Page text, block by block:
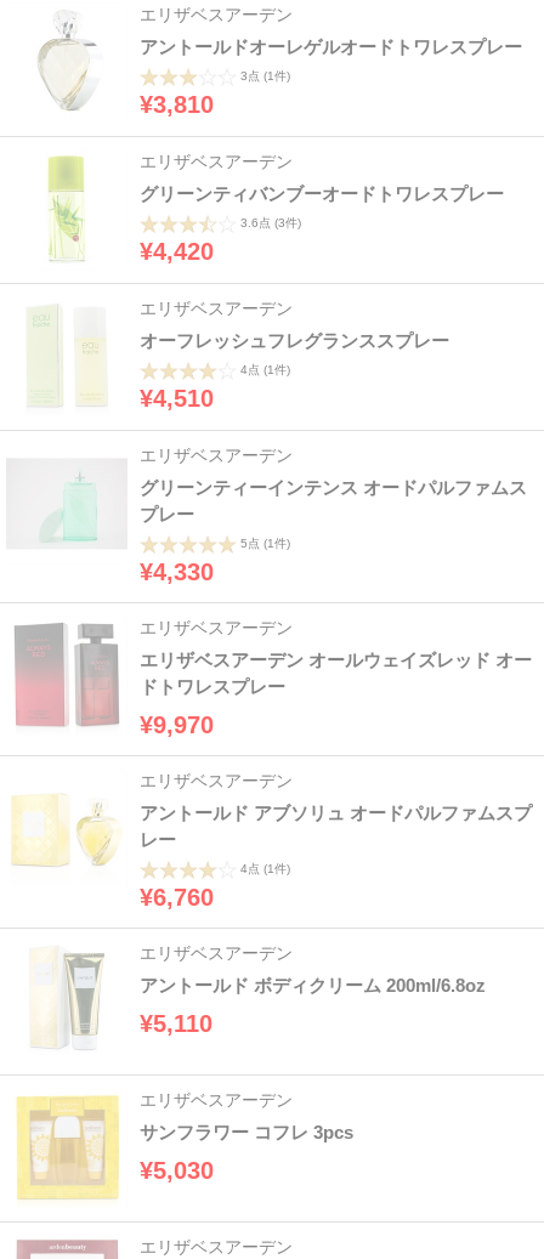
エリザベスアーデン
アントールドオーレゲルオードトワレスプレー
3点 (1件)
¥3,810
エリザベスアーデン
グリーンティバンブーオードトワレスプレー
3.6点 (3件)
¥4,420
エリザベスアーデン
オーフレッシュフレグランススプレー
4点 (1件)
¥4,510
エリザベスアーデン
グリーンティーインテンス オードパルファムス
プレー
5点 (1件)
¥4,330
エリザベスアーデン
エリザベスアーデン オールウェイズレッド オー
ドトワレスプレー
¥9,970
エリザベスアーデン
アントールド アブソリュ オードパルファムスプ
レー
4点 (1件)
¥6,760
エリザベスアーデン
アントールド ボディクリーム 200ml/6.8oz
¥5,110
エリザベスアーデン
サンフラワー コフレ 3pcs
¥5,030
エリザベスアーデン